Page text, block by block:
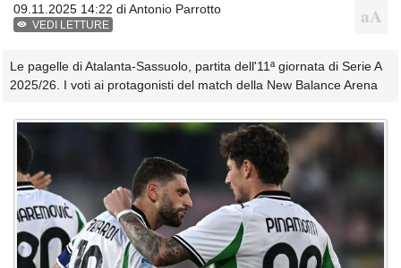
09.11.2025 14:22 diAntonio Parrotto
VEDI LETTURE
Le pagelle di Atalanta-Sassuolo, partita dell'11ª giornata di Serie A
2025/26. I voti ai protagonisti del match della New Balance Arena